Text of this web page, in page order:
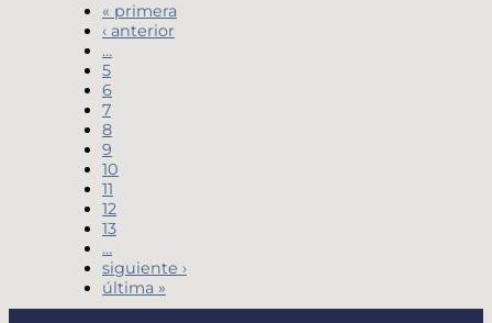
« primera
‹ anterior
…
5
6
7
8
9
10
11
12
13
…
siguiente ›
última »